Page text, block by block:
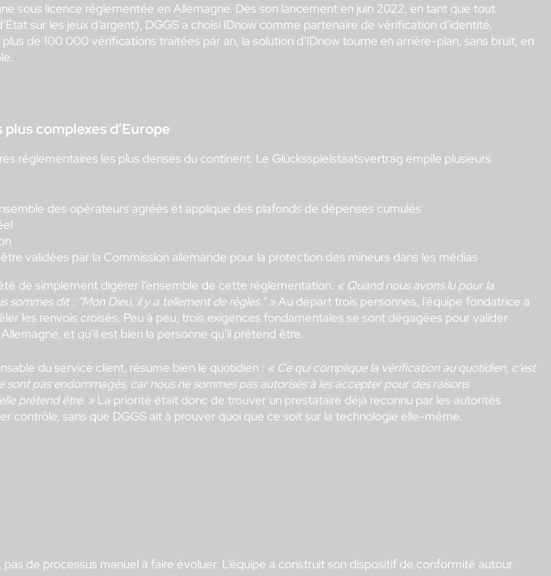
sous licence réglementée en Allemagne. Dès son lancement en juin 2022, en tant que tout
sur les jeux d’argent), DGGS a choisi IDnow comme partenaire de vérification d’identité.
de 100 000 vérifications traitées par an, la solution d’IDnow tourne en arrière-plan, sans bruit, en
complexes d’Europe
réglementaires les plus denses du continent. Le Glücksspielstaatsvertrag empile plusieurs
des opérateurs agréés et applique des plafonds de dépenses cumulés
validées par la Commission allemande pour la protection des mineurs dans les médias
de simplement digérer l’ensemble de cette réglementation. « Quand nous avons lu pour la
sommes dit : “Mon Dieu, il y a tellement de règles.” »Au départ trois personnes, l’équipe fondatrice a
les renvois croisés. Peu à peu, trois exigences fondamentales se sont dégagées pour valider
et qu’il est bien la personne qu’il prétend être.
du service client, résume bien le quotidien : « Ce qui complique la vérification au quotidien, c’est
pas endommagés, car nous ne sommes pas autorisés à les accepter pour des raisons
prétend être. »La priorité était donc de trouver un prestataire déjà reconnu par les autorités
contrôle, sans que DGGS ait à prouver quoi que ce soit sur la technologie elle-même.
de processus manuel à faire évoluer. L’équipe a construit son dispositif de conformité autour